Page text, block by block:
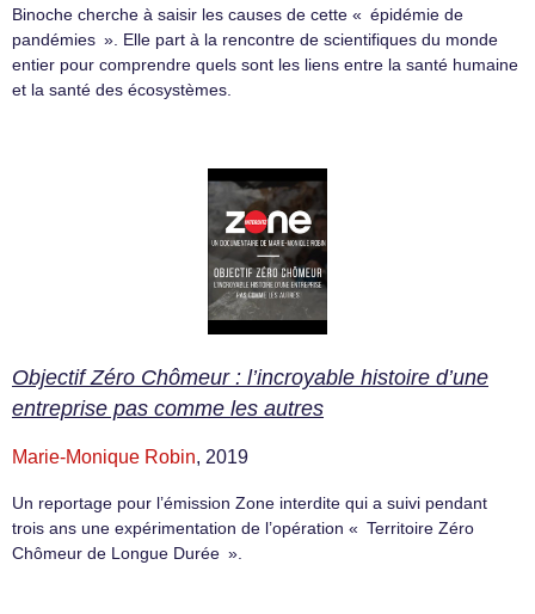
Binoche cherche à saisir les causes de cette « épidémie de
pandémies ». Elle part à la rencontre de scientifiques du monde
entier pour comprendre quels sont les liens entre la santé humaine
et la santé des écosystèmes.
Objectif Zéro Chômeur : l’incroyable histoire d’une
entreprise pas comme les autres
Marie-Monique Robin, 2019
Un reportage pour l’émission Zone interdite qui a suivi pendant
trois ans une expérimentation de l’opération « Territoire Zéro
Chômeur de Longue Durée ».